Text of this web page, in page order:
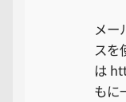
メー
スを
は
もに